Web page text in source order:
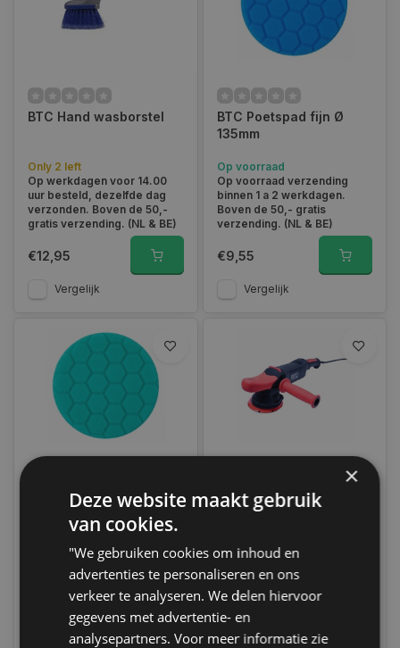
BTC Hand wasborstel
Only 2 left
Op werkdagen voor 14.00
uur besteld, dezelfde dag
verzonden. Boven de 50,-
gratis verzending. (NL & BE)
€12,95
Vergelijk
BTC Poetspad fijn Ø
135mm
Op voorraad
Op voorraad verzending
binnen 1 a 2 werkdagen.
Boven de 50,- gratis
verzending. (NL & BE)
€9,55
Vergelijk
BTC Poetspad grof Ø
Op voorraad
Op voorraad verzending
binnen 1 a 2 werkdagen.
Boven de 50,- gratis
BTC Polijstmachine Dual
Action
Op voorraad
binnen 1 a 2 werkdagen.
Boven de 50,- gratis
€184,95
×
Deze website maakt gebruik
van cookies.
"We gebruiken cookies om inhoud en
advertenties te personaliseren en ons
verkeer te analyseren. We delen hiervoor
gegevens met advertentie- en
analysepartners. Voor meer informatie zie